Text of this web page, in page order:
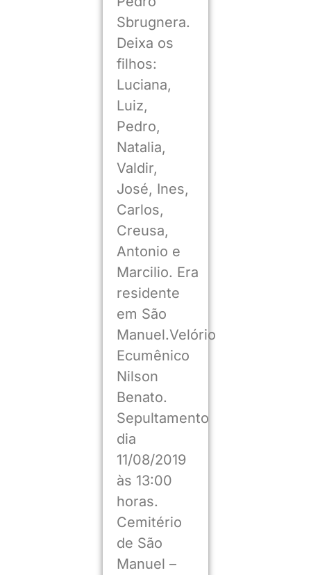
Sbrugnera.
Deixa os
filhos:
Luciana,
Luiz,
Pedro,
Natalia,
Valdir,
José, Ines,
Carlos,
Creusa,
Antonio e
Marcilio. Era
residente
em São
Manuel.Velório
Ecumênico
Nilson
Benato.
Sepultamento
dia
11/08/2019
às 13:00
horas.
Cemitério
de São
Manuel –